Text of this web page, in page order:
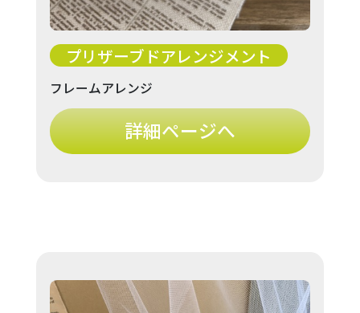
プリザーブドアレンジメント
フレームアレンジ
詳細ページへ